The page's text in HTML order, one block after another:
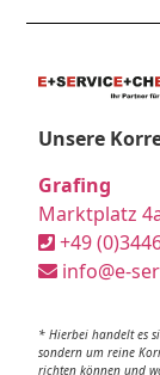
Unsere
Grafing
Marktplatz
+49
info@e-
* Hierbei handelt es
sondern um reine
richten können und